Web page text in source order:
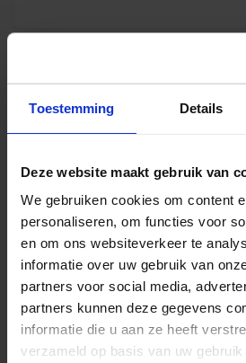
Toestemming Details
Deze website maakt gebruik van
We gebruiken cookies om content
personaliseren, om functies voor
en om ons websiteverkeer te
informatie over uw gebruik van
partners voor social media,
partners kunnen deze gegevens
informatie die u aan ze heeft
verzameld op basis van uw
Netsnoeren
Splitters